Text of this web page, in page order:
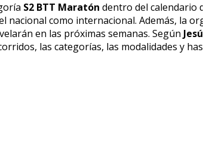
S2 BTT Maratón dentro del calendario
nacional como internacional. Además, la
en las próximas semanas. Según
las categorías, las modalidades y